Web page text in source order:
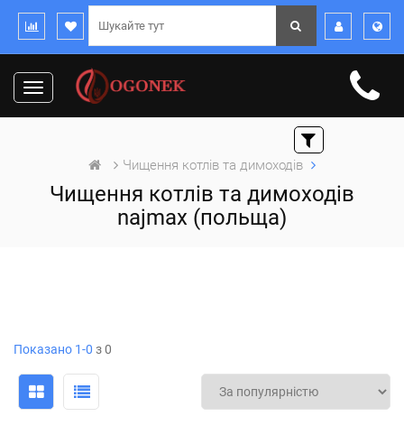
Toggle
navigation
Чищення котлів та димоходів
Чищення котлів та димоходів
najmax (польща)
Показано 1-0 з 0